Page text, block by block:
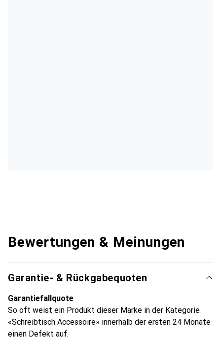
Bewertungen & Meinungen
Garantie- & Rückgabequoten
Garantiefallquote
So oft weist ein Produkt dieser Marke in der Kategorie
«Schreibtisch Accessoire» innerhalb der ersten 24 Monate
einen Defekt auf.